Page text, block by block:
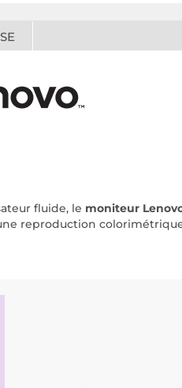
fluide, le moniteur
reproduction